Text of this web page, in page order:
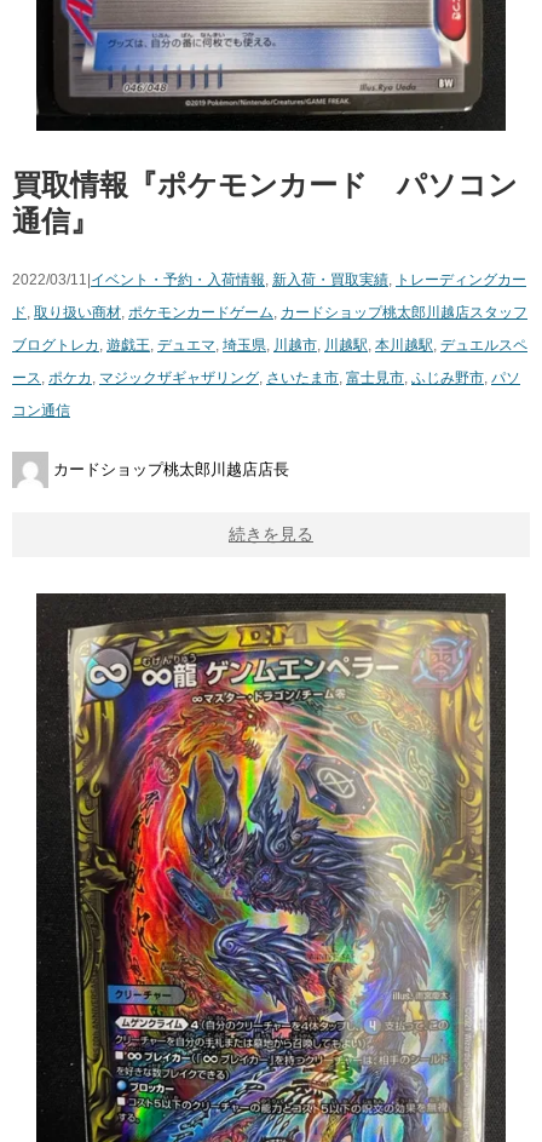
買取情報『ポケモンカード パソコン
通信』
2022/03/11|イベント・予約・入荷情報 新入荷・買取実績
トレーディングカー
ド 取り扱い商材 ポケモンカードゲーム カードショップ桃太郎川越店スタッフ
ブログ トレカ 遊戯王 デュエマ 埼玉県 川越市 川越駅 本川越駅 デュエルスペ
ース
ポケカ マジックザギャザリング さいたま市 富士見市 ふじみ野市 パソ
コン通信
カードショップ桃太郎川越店店長
続きを見る